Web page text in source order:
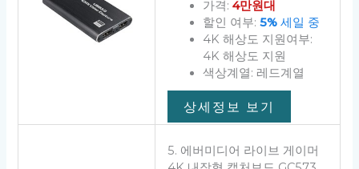
가격: 4만원대
할인 여부: 5%세일 중
4K 해상도 지원여부:
4K 해상도 지원
색상계열: 레드계열
상세정보 보기
5. 에버미디어 라이브 게이머